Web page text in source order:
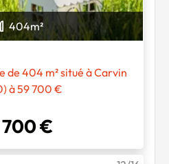
404m²
de 404 m² situé à Carvin
à 59 700 €
€